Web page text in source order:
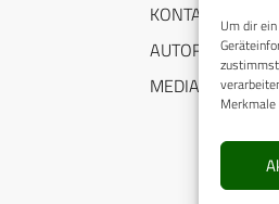
Um dir
KONTAKT
MEDIADATEN